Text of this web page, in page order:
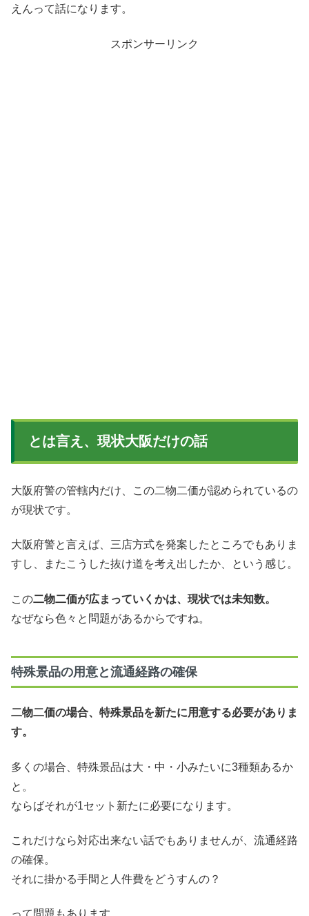
えんって話になります。
スポンサーリンク
とは言え、現状大阪だけの話
大阪府警の管轄内だけ、この二物二価が認められているの
が現状です。
大阪府警と言えば、三店方式を発案したところでもありま
すし、またこうした抜け道を考え出したか、という感じ。
この二物二価が広まっていくかは、現状では未知数。
なぜなら色々と問題があるからですね。
特殊景品の用意と流通経路の確保
二物二価の場合、特殊景品を新たに用意する必要がありま
す。
多くの場合、特殊景品は大・中・小みたいに3種類あるか
と。
ならばそれが1セット新たに必要になります。
これだけなら対応出来ない話でもありませんが、流通経路
の確保。
それに掛かる手間と人件費をどうすんの？